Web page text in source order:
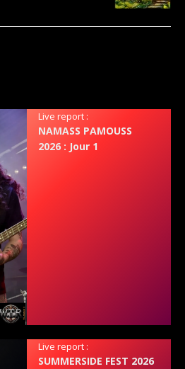
Live report :
NAMASS PAMOUSS
2026 : Jour 1
Live report :
SUMMERSIDE FEST 2026